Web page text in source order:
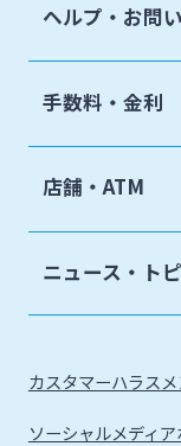
ヘルプ・お問
手数料・金利
店舗・ATM
ニュース・ト
カスタマーハラス
ソーシャルメディ